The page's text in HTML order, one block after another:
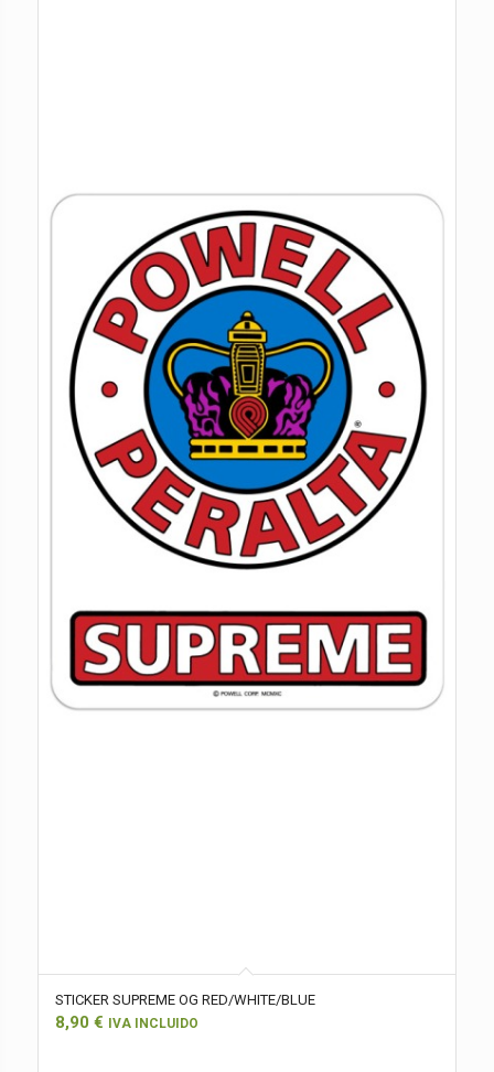
STICKER SUPREME OG RED/WHITE/BLUE
8,90 € IVA INCLUIDO